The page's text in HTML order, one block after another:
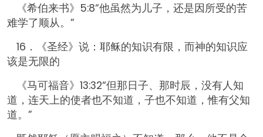
《希伯来书》5:8“他虽然为儿子，还是因所受的苦
难学了顺从。”
16．《圣经》说：耶稣的知识有限，而神的知识应
该是无限的
《马可福音》13:32“但那日子、那时辰，没有人知
道，连天上的使者也不知道，子也不知道，惟有父知
道。”